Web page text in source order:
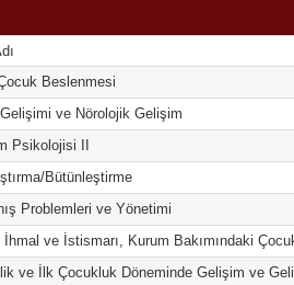
Beslenmesi
ve Nörolojik Gelişim
Psikolojisi II
Bütünleştirme
Problemleri ve Yönetimi
ve İstismarı, Kurum Bakımındaki
ve İlk Çocukluk Döneminde Gelişim ve